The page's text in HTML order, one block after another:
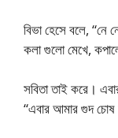
বিভা হেসে বলে,
কলা গুলো মেখে,
সবিতা তাই করে।
“এবার আমার গুদ